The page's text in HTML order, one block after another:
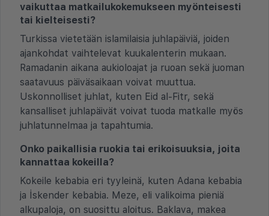
vaikuttaa matkailukokemukseen myönteisesti
tai kielteisesti?
Turkissa vietetään islamilaisia juhlapäiviä, joiden
ajankohdat vaihtelevat kuukalenterin mukaan.
Ramadanin aikana aukioloajat ja ruoan sekä juoman
saatavuus päiväsaikaan voivat muuttua.
Uskonnolliset juhlat, kuten Eid al-Fitr, sekä
kansalliset juhlapäivät voivat tuoda matkalle myös
juhlatunnelmaa ja tapahtumia.
Onko paikallisia ruokia tai erikoisuuksia, joita
kannattaa kokeilla?
Kokeile kebabia eri tyyleinä, kuten Adana kebabia
ja İskender kebabia. Meze, eli valikoima pieniä
alkupaloja, on suosittu aloitus. Baklava, makea